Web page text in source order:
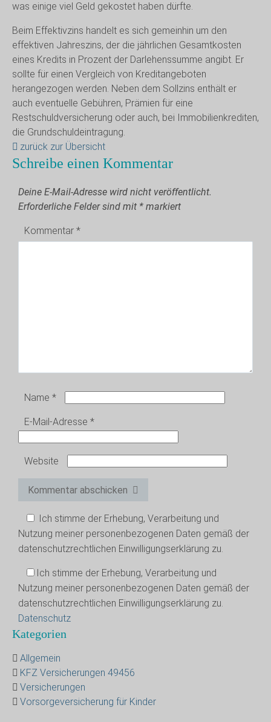
was einige viel Geld gekostet haben dürfte.
Beim Effektivzins handelt es sich gemeinhin um den
effektiven Jahreszins, der die jährlichen Gesamtkosten
eines Kredits in Prozent der Darlehenssumme angibt. Er
sollte für einen Vergleich von Kreditangeboten
herangezogen werden. Neben dem Sollzins enthält er
auch eventuelle Gebühren, Prämien für eine
Restschuldversicherung oder auch, bei Immobilienkrediten,
die Grundschuldeintragung.
zurück zur Übersicht
Schreibe einen Kommentar
Deine E-Mail-Adresse wird nicht veröffentlicht.
Erforderliche Felder sind mit * markiert
Kommentar *
Name *
E-Mail-Adresse *
Website
Kommentar abschicken
Ich stimme der Erhebung, Verarbeitung und
Nutzung meiner personenbezogenen Daten gemäß der
datenschutzrechtlichen Einwilligungserklärung zu.
Ich stimme der Erhebung, Verarbeitung und
Nutzung meiner personenbezogenen Daten gemäß der
datenschutzrechtlichen Einwilligungserklärung zu.
Datenschutz
Kategorien
Allgemein
KFZ Versicherungen 49456
Versicherungen
Vorsorgeversicherung für Kinder